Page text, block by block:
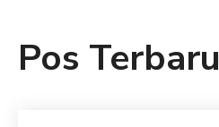
Pos Terbaru